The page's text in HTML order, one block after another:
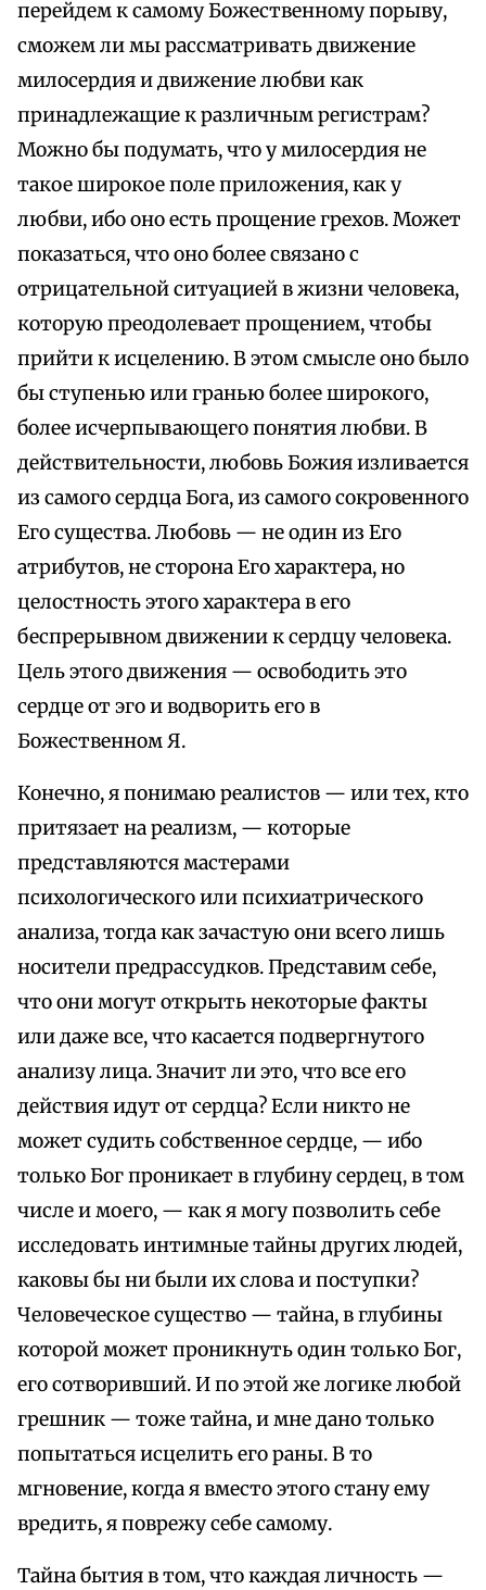
перейдем к самому Божественному порыву,
сможем ли мы рассматривать движение
милосердия и движение любви как
принадлежащие к различным регистрам?
Можно бы подумать, что у милосердия не
такое широкое поле приложения, как у
любви, ибо оно есть прощение грехов. Может
показаться, что оно более связано с
отрицательной ситуацией в жизни человека,
которую преодолевает прощением, чтобы
прийти к исцелению. В этом смысле оно было
бы ступенью или гранью более широкого,
более исчерпывающего понятия любви. В
действительности, любовь Божия изливается
из самого сердца Бога, из самого сокровенного
Его существа. Любовь — не один из Его
атрибутов, не сторона Его характера, но
целостность этого характера в его
беспрерывном движении к сердцу человека.
Цель этого движения — освободить это
сердце от эго и водворить его в
Божественном Я.
Конечно, я понимаю реалистов — или тех, кто
притязает на реализм, — которые
представляются мастерами
психологического или психиатрического
анализа, тогда как зачастую они всего лишь
носители предрассудков. Представим себе,
что они могут открыть некоторые факты
или даже все, что касается подвергнутого
анализу лица. Значит ли это, что все его
действия идут от сердца? Если никто не
может судить собственное сердце, — ибо
только Бог проникает в глубину сердец, в том
числе и моего, — как я могу позволить себе
исследовать интимные тайны других людей,
каковы бы ни были их слова и поступки?
Человеческое существо — тайна, в глубины
которой может проникнуть один только Бог,
его сотворивший. И по этой же логике любой
грешник — тоже тайна, и мне дано только
попытаться исцелить его раны. В то
мгновение, когда я вместо этого стану ему
вредить, я поврежу себе самому.
Тайна бытия в том, что каждая личность —